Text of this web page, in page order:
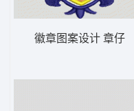
徽章图案设计 章仔